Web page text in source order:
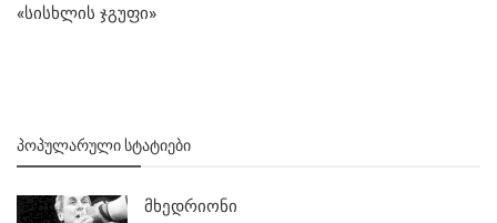
«სისხლის ჯგუფი»
ᲞᲝᲞᲣᲚᲐᲠᲣᲚᲘ ᲡᲢᲐᲢᲘᲔᲑᲘ
მხედრიონი